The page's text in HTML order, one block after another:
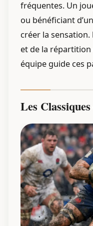
fréquentes. Un
ou bénéficiant
créer la sensation.
et de la répartition
équipe guide ces
Les